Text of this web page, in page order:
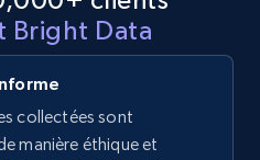
Bright Data
collectées sont
manière éthique et